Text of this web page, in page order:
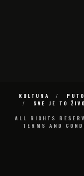
KULTURA
SVE JE TO
ALL RIGHTS
TERMS AND